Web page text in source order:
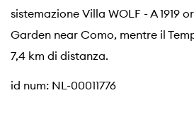
sistemazione Villa WOLF - A 1919
Garden near Como, mentre il
7,4 km di distanza.
id num: NL-00011776